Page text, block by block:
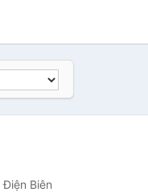
Điện Biên